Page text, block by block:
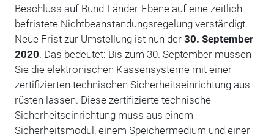
Beschluss auf Bund-Länder-Ebene auf eine zeitlich
befristete Nichtbeanstandungsregelung verständigt.
Neue Frist zur Umstellung ist nun der 30. September
2020. Das bedeutet: Bis zum 30. September müssen
Sie die elektronischen Kassen­systeme mit einer
zertifizierten technischen Sicherheitseinrichtung aus­
rüsten lassen. Diese zertifizierte technische
Sicherheitseinrichtung muss aus einem
Sicherheitsmodul, einem Spei­chermedium und einer